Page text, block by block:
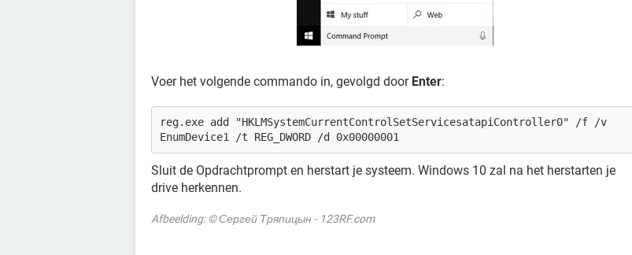
Voer het volgende commando in, gevolgd door Enter:
reg.exe add "HKLMSystemCurrentControlSetServicesatapiController0" /f /v
EnumDevice1 /t REG_DWORD /d 0x00000001
Sluit de Opdrachtprompt en herstart je systeem. Windows 10 zal na het herstarten je
drive herkennen.
Afbeelding: © Сергей Тряпицын - 123RF.com